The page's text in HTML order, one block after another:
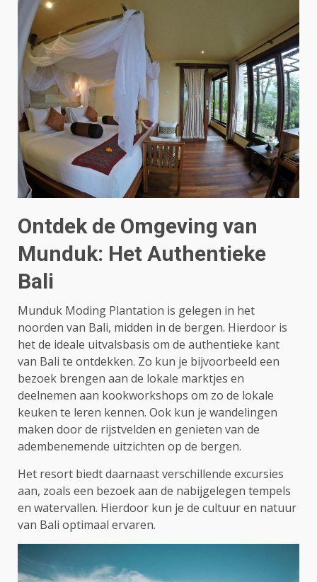
Ontdek de Omgeving van
Munduk: Het Authentieke
Bali
Munduk Moding Plantation is gelegen in het
noorden van Bali, midden in de bergen. Hierdoor is
het de ideale uitvalsbasis om de authentieke kant
van Bali te ontdekken. Zo kun je bijvoorbeeld een
bezoek brengen aan de lokale marktjes en
deelnemen aan kookworkshops om zo de lokale
keuken te leren kennen. Ook kun je wandelingen
maken door de rijstvelden en genieten van de
adembenemende uitzichten op de bergen.
Het resort biedt daarnaast verschillende excursies
aan, zoals een bezoek aan de nabijgelegen tempels
en watervallen. Hierdoor kun je de cultuur en natuur
van Bali optimaal ervaren.